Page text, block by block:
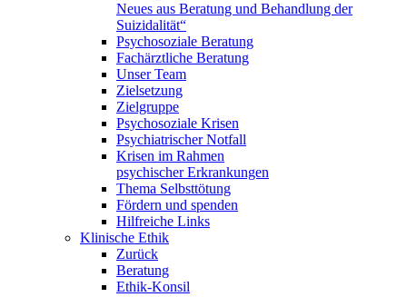
Neues aus Beratung und Behandlung der
Suizidalität“
Psychosoziale Beratung
Fachärztliche Beratung
Unser Team
Zielsetzung
Zielgruppe
Psychosoziale Krisen
Psychiatrischer Notfall
Krisen im Rahmen
psychischer Erkrankungen
Thema Selbsttötung
Fördern und spenden
Hilfreiche Links
Klinische Ethik
Zurück
Beratung
Ethik-Konsil